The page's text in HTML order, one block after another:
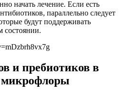
начать лечение. Если есть
параллельно следует
будут поддерживать
состоянии.
и пребиотиков в
микрофлоры